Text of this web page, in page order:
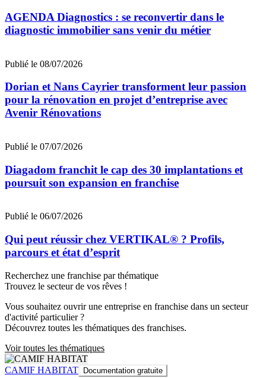
AGENDA Diagnostics : se reconvertir dans le
diagnostic immobilier sans venir du métier
Publié le 08/07/2026
Dorian et Nans Cayrier transforment leur passion
pour la rénovation en projet d’entreprise avec
Avenir Rénovations
Publié le 07/07/2026
Diagadom franchit le cap des 30 implantations et
poursuit son expansion en franchise
Publié le 06/07/2026
Qui peut réussir chez VERTIKAL® ? Profils,
parcours et état d’esprit
Recherchez une franchise par thématique
Trouvez le secteur de vos rêves !
Vous souhaitez ouvrir une entreprise en franchise dans un secteur
d'activité particulier ?
Découvrez toutes les thématiques des franchises.
Voir toutes les thématiques
CAMIF HABITAT Documentation gratuite